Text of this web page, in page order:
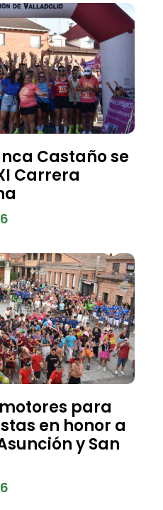
Castaño se
Carrera
para
en honor a
y San